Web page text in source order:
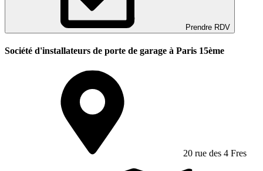
Prendre RDV
Société d'installateurs de porte de garage à Paris 15ème
20 rue des 4 Fres